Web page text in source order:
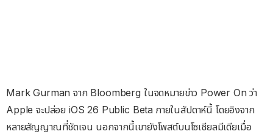
Mark Gurman จาก Bloomberg ในจดหมายข่าว Power On ว่า
Apple จะปล่อย iOS 26 Public Beta ภายในสัปดาห์นี้ โดยอิงจาก
หลายสัญญาณที่ชัดเจน นอกจากนี้เขายังโพสต์บนโซเชียลมีเดียเมื่อ